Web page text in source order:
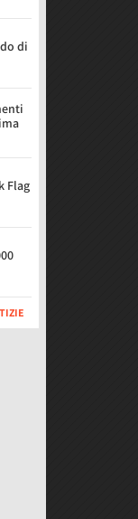
di
Flag